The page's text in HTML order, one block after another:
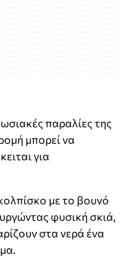
παραλίες της
μπορεί να
για
με το βουνό
φυσική σκιά,
στα νερά ένα